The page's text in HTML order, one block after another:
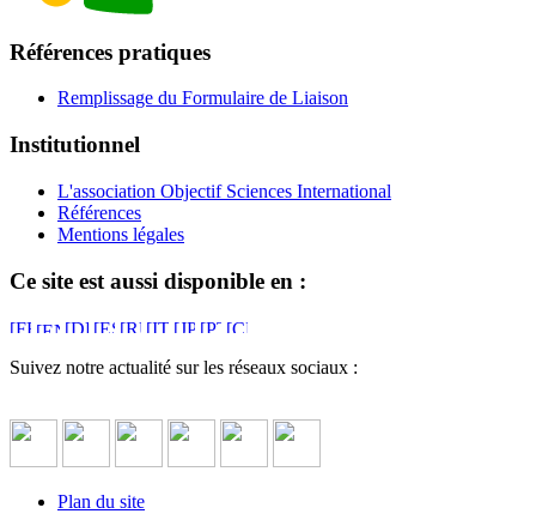
Références pratiques
Remplissage du Formulaire de Liaison
Institutionnel
L'association Objectif Sciences International
Références
Mentions légales
Ce site est aussi disponible en :
Suivez notre actualité sur les réseaux sociaux :
Plan du site